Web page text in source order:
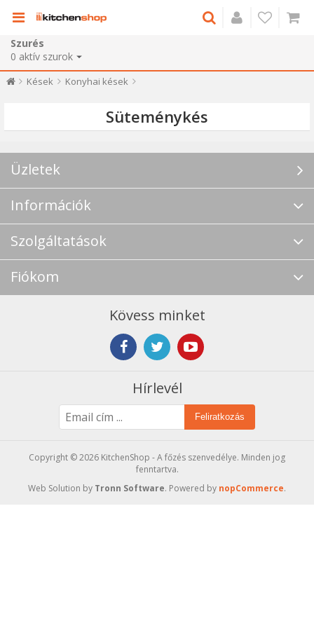
Szurés
0 aktív szurok
Kések Konyhai kések
Süteménykés
Üzletek
Információk
Szolgáltatások
Fiókom
Kövess minket
Hírlevél
Feliratkozás
Copyright © 2026 KitchenShop - A főzés szenvedélye. Minden jog
fenntartva.
Web Solution by Tronn Software. Powered by nopCommerce.